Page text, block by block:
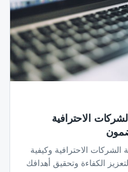
الشركات الاحترافية
أنظمة الشركات الاحترافية وكيفية
الكفاءة وتحقيق أهدافك